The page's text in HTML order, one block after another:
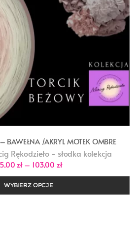
BAWEŁNA /AKRYL MOTEK OMBRE
Rękodzieło - słodka kolekcja
zł – 103,00 złZakres
od
do
WYBIERZ OPCJE